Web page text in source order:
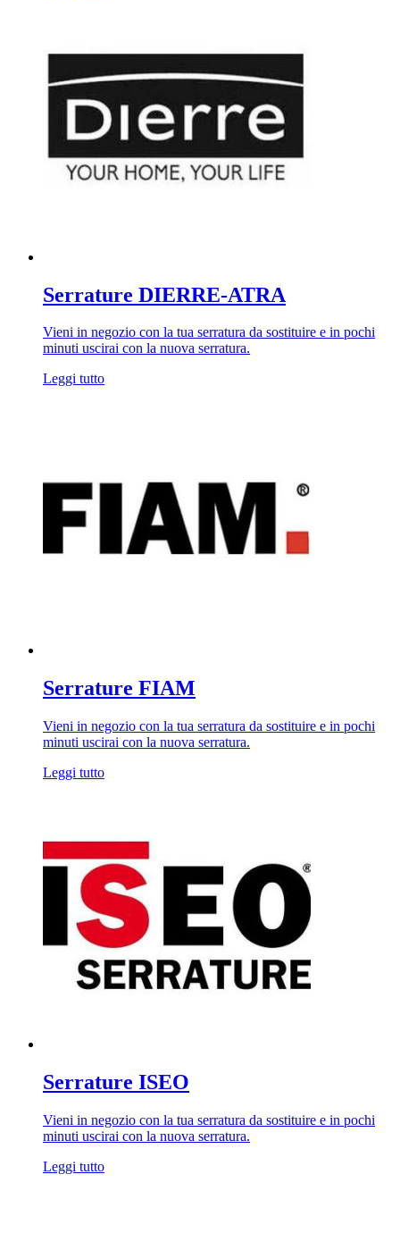
Serrature DIERRE-ATRA
Vieni in negozio con la tua serratura da sostituire e in pochi
minuti uscirai con la nuova serratura.
Leggi tutto
Serrature FIAM
Vieni in negozio con la tua serratura da sostituire e in pochi
minuti uscirai con la nuova serratura.
Leggi tutto
Serrature ISEO
Vieni in negozio con la tua serratura da sostituire e in pochi
minuti uscirai con la nuova serratura.
Leggi tutto